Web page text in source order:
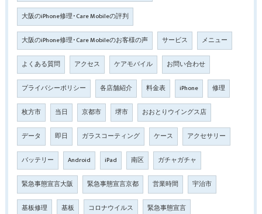
大阪のiPhone修理･Care Mobileの評判
大阪のiPhone修理･Care Mobileのお客様の声 サービス メニュー
よくある質問 アクセス ケアモバイル お問い合わせ
プライバシーポリシー 各店舗紹介 料金表 iPhone 修理
枚方市 当日 京都市 堺市 おおとりウイングス店
データ 即日 ガラスコーティング ケース アクセサリー
バッテリー Android iPad 南区 ガチャガチャ
緊急事態宣言大阪 緊急事態宣言京都 営業時間 宇治市
基板修理 基板 コロナウイルス 緊急事態宣言